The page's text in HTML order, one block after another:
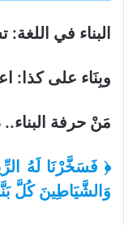
البناء في
وبِنَاء على كذا:
مَنْ حرفة البناء..
﴿ فَسَخَّرْنَا لَهُ
وَالشَّيَاطِينَ كُلَّ